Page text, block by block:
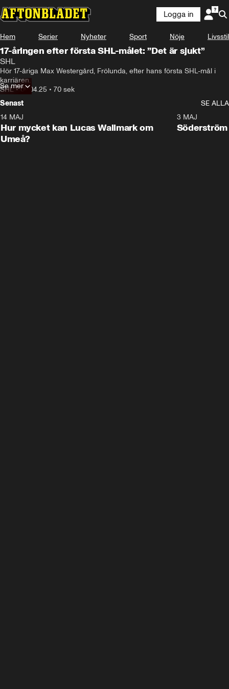
Logga in
Hem Serier Nyheter Sport Nöje Livsstil
17-åringen efter första SHL-målet: ”Det är sjukt”
SHL
Hör 17-åriga Max Westergård, Frölunda, efter hans första SHL-mål i
karriären.
SHL•09.04.25 • 70 sek
Se mer
Senast
SE ALLA
Plus
14 MAJ
Hur mycket kan Lucas Wallmark om
Umeå?
3 MAJ